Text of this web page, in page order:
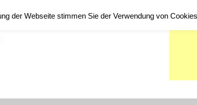
der Webseite stimmen Sie der Verwendung von